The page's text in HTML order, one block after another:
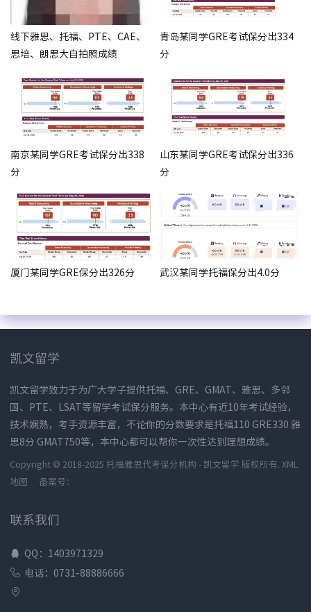
线下雅思、托福、PTE、CAE、
思培、朗思大自拍照成绩
青岛某同学GRE考试保分出334
分
南京某同学GRE考试保分出338
分
山东某同学GRE考试保分出336
分
厦门某同学GRE保分出326分 武汉某同学托福保分出4.0分
凯文留学
凯文留学致力于为广大学子提供托福、GRE、GMAT、雅思、多邻
国、PTE、LSAT等留学考试保分服务。本中心有近10年考试经验，
技术娴熟，考手资源丰富，不论你的分数要求是托福110 GRE330 雅
思8分 GMAT750等，本中心都可以帮你一次性达到理想成绩。
Copyright © 2018-2025 托福雅思代考保分机构 - 凯文留学 版权所有. XML
地图
备案号：
联系我们
QQ：1403971329
电话：0731-88886666